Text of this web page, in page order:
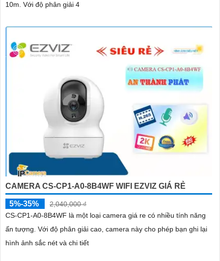
10m. Với độ phân giải 4
CAMERA CS-CP1-A0-8B4WF WIFI EZVIZ GIÁ RẺ
5%-35%
2,040,000 ₫
CS-CP1-A0-8B4WF là một loại camera giá re có nhiều tính năng
ấn tượng. Với độ phân giải cao, camera này cho phép bạn ghi lại
hình ảnh sắc nét và chi tiết